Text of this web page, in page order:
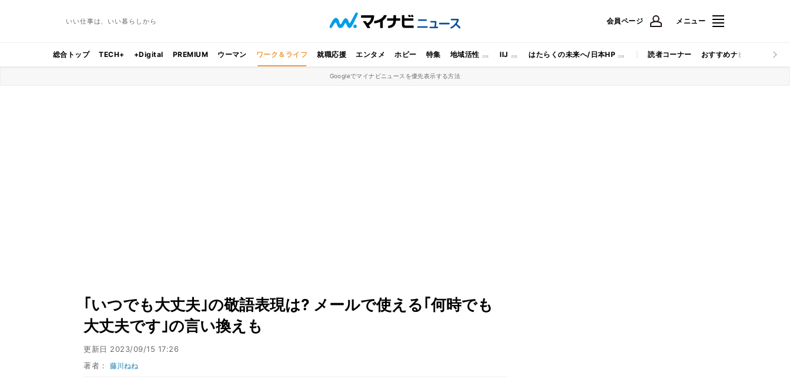
いい仕事は、いい暮らしから 会員ページ メニュー
総合トップ TECH+ +Digital PREMIUM ウーマン ワーク＆ライフ 就職応援 エンタメ ホビー 特集 地域活性 IIJ はたらくの未来へ/日本HP 読者コーナー おすすめナビ マイナビ
Googleでマイナビニュースを優先表示する方法
｢いつでも大丈夫｣の敬語表現は? メールで使える｢何時でも
大丈夫です｣の言い換えも
更新日 2023/09/15 17:26
著者：藤川ねね